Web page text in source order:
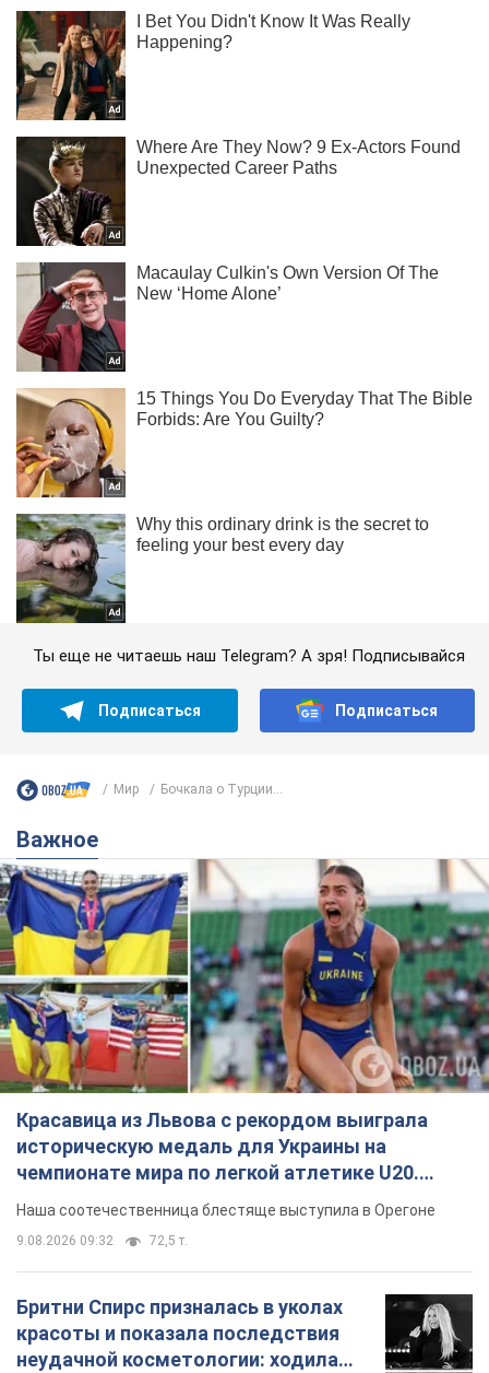
Ты еще не читаешь наш Telegram? А зря! Подписывайся
Подписаться Подписаться
Мир Бочкала о Турции...
Важное
Красавица из Львова с рекордом выиграла
историческую медаль для Украины на
чемпионате мира по легкой атлетике U20.
Видео
Наша соотечественница блестяще выступила в Орегоне
9.08.2026 09:32 72,5 т.
Бритни Спирс призналась в уколах
красоты и показала последствия
неудачной косметологии: ходила